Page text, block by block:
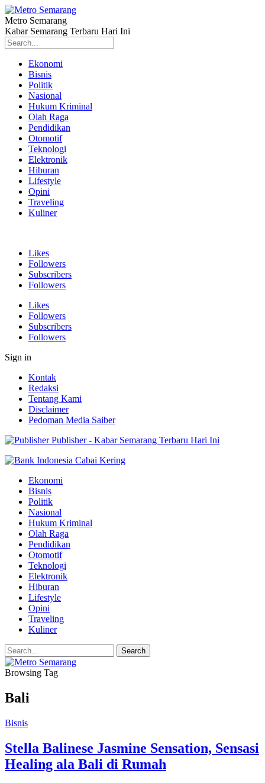
Metro Semarang
Kabar Semarang Terbaru Hari Ini
Ekonomi
Bisnis
Politik
Nasional
Hukum Kriminal
Olah Raga
Pendidikan
Otomotif
Teknologi
Elektronik
Hiburan
Lifestyle
Opini
Traveling
Kuliner
Likes
Followers
Subscribers
Followers
Likes
Followers
Subscribers
Followers
Sign in
Kontak
Redaksi
Tentang Kami
Disclaimer
Pedoman Media Saiber
Publisher - Kabar Semarang Terbaru Hari Ini
Ekonomi
Bisnis
Politik
Nasional
Hukum Kriminal
Olah Raga
Pendidikan
Otomotif
Teknologi
Elektronik
Hiburan
Lifestyle
Opini
Traveling
Kuliner
Browsing Tag
Bali
Bisnis
Stella Balinese Jasmine Sensation, Sensasi
Healing ala Bali di Rumah